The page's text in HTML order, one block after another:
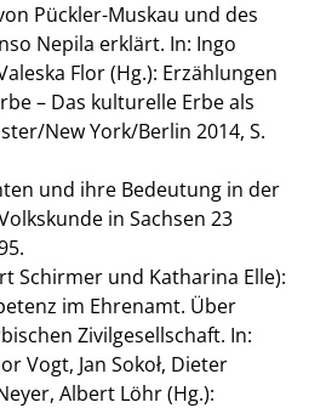
Pückler-Muskau und des
Nepila erklärt. In: Ingo
Flor (Hg.): Erzählungen
– Das kulturelle Erbe als
New York/Berlin 2014, S.
und ihre Bedeutung in der
in Sachsen 23
Schirmer und Katharina Elle):
im Ehrenamt. Über
Zivilgesellschaft. In:
Vogt, Jan Sokoł, Dieter
Albert Löhr (Hg.):